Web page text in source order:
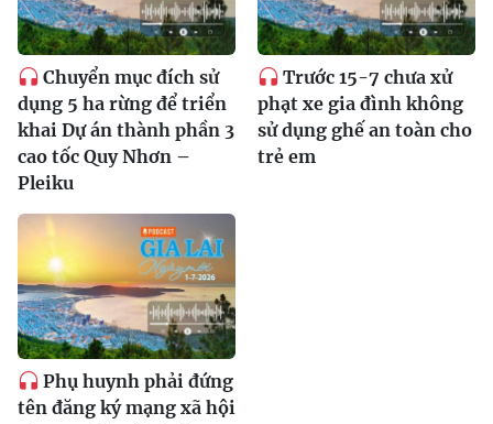
Chuyển mục đích sử
dụng 5 ha rừng để triển
khai Dự án thành phần 3
cao tốc Quy Nhơn –
Pleiku
Trước 15-7 chưa xử
phạt xe gia đình không
sử dụng ghế an toàn cho
trẻ em
Phụ huynh phải đứng
tên đăng ký mạng xã hội